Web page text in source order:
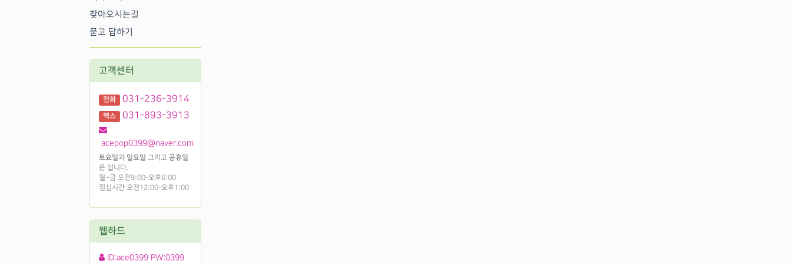
찾아오시는길
묻고 답하기
고객센터
전화 031-236-3914
팩스 031-893-3913
acepop0399@naver.com
토요일과 일요일 그리고 공휴일
은 쉽니다.
월~금 오전9:00-오후6:00
점심시간 오전12:00-오후1:00
웹하드
ID:ace0399 PW:0399